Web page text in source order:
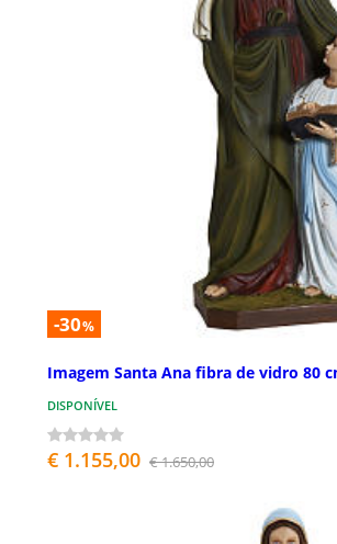
-30%
Imagem Santa Ana fibra de vidro 80
DISPONÍVEL
€ 1.155,00 € 1.650,00